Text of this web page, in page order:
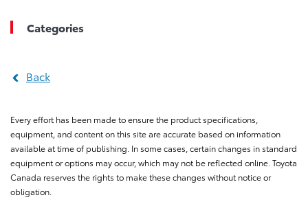
Categories
Back
Every effort has been made to ensure the product specifications,
equipment, and content on this site are accurate based on information
available at time of publishing. In some cases, certain changes in standard
equipment or options may occur, which may not be reflected online. Toyota
Canada reserves the rights to make these changes without notice or
obligation.